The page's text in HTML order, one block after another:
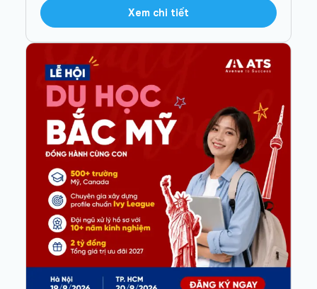
Xem chi tiết